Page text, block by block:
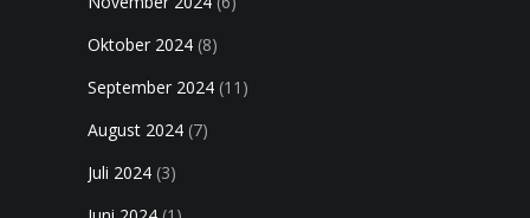
Oktober 2024 (8)
September 2024 (11)
August 2024 (7)
Juli 2024 (3)